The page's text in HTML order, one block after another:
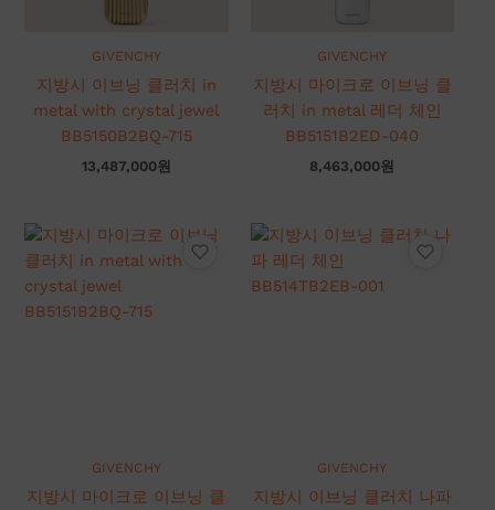
GIVENCHY
지방시 이브닝 클러치 in
metal with crystal jewel
BB5150B2BQ-715
13,487,000원
GIVENCHY
지방시 마이크로 이브닝 클
러치 in metal 레더 체인
BB5151B2ED-040
8,463,000원
GIVENCHY
지방시 마이크로 이브닝 클
GIVENCHY
지방시 이브닝 클러치 나파